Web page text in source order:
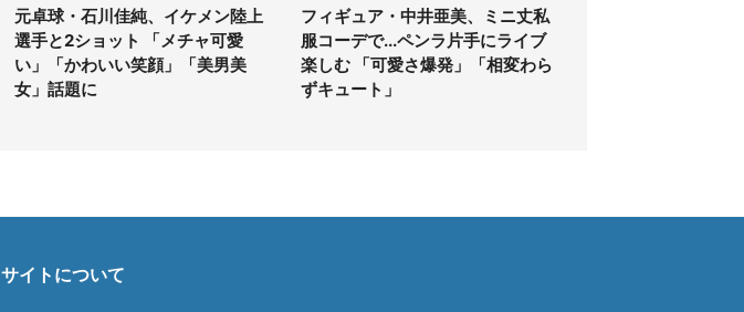
元卓球・石川佳純、イケメン陸上
選手と2ショット 「メチャ可愛
い」「かわいい笑顔」「美男美
女」話題に
フィギュア・中井亜美、ミニ丈私
服コーデで...ペンラ片手にライブ
楽しむ 「可愛さ爆発」「相変わら
ずキュート」
サイトについて